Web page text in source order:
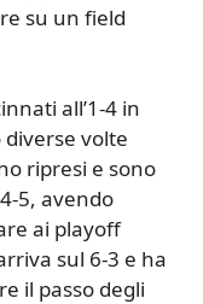
su un field
all’1-4 in
volte
ripresi e sono
5, avendo
ai playoff
sul 6-3 e ha
il passo degli